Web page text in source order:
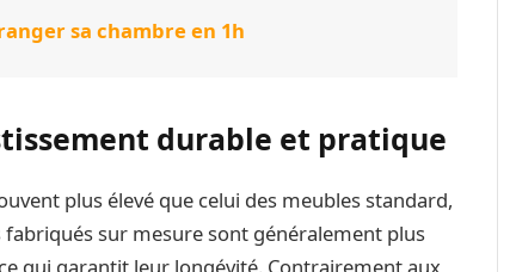
sa chambre en 1h
durable et pratique
plus élevé que celui des meubles standard,
sur mesure sont généralement plus
qui garantit leur longévité. Contrairement aux